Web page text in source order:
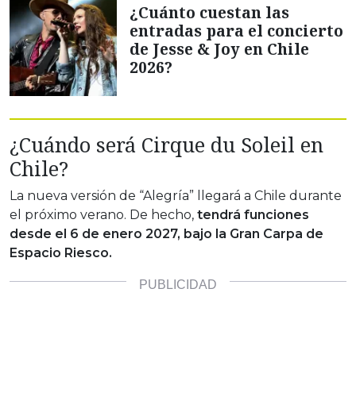
¿Cuánto cuestan las
entradas para el concierto
de Jesse & Joy en Chile
2026?
¿Cuándo será Cirque du Soleil en
Chile?
La nueva versión de “Alegría” llegará a Chile durante
el próximo verano. De hecho, tendrá funciones
desde el 6 de enero 2027, bajo la Gran Carpa de
Espacio Riesco.